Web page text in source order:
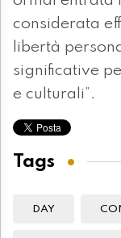
considerata
libertà
significative
e culturali”.
Tags
DAY